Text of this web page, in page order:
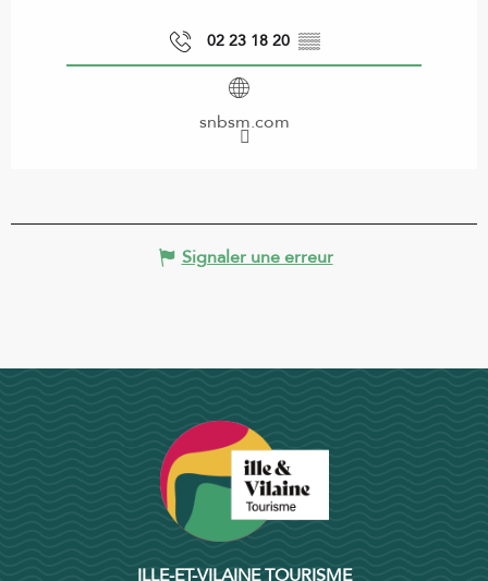
02 23 18 20 ▒▒
snbsm.com
Signaler une erreur
ILLE-ET-VILAINE TOURISME